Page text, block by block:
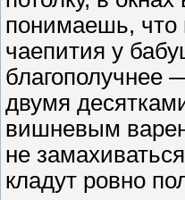
понимаешь, что
чаепития у
благополучнее
двумя
вишневым
не
кладут ровно